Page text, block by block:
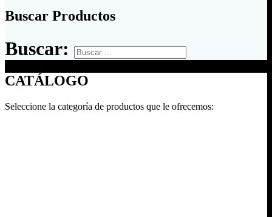
Buscar Productos
Buscar:
CATÁLOGO
Seleccione la categoría de productos que le ofrecemos: